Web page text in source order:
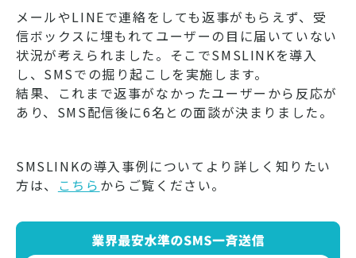
メールやLINEで連絡をしても返事がもらえず、受
信ボックスに埋もれてユーザーの目に届いていない
状況が考えられました。そこでSMSLINKを導入
し、SMSでの掘り起こしを実施します。
結果、これまで返事がなかったユーザーから反応が
あり、SMS配信後に6名との面談が決まりました。
SMSLINKの導入事例についてより詳しく知りたい
方は、 こちら からご覧ください。